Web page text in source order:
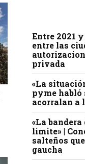
Entre 2021
entre las
privada
«La
pyme habló
acorralan a
«La
límite» |
salteños
gaucha